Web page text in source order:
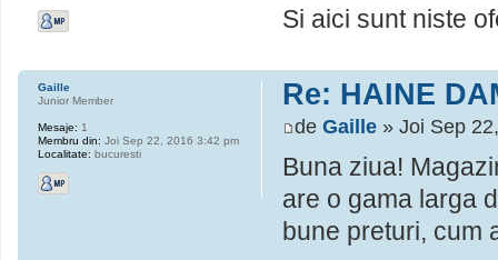
Si aici sunt niste
Re: HAINE
de Gaille » Joi Sep
Buna ziua!
are o gama larga
bune preturi, cum
Gaille
Junior Member
Mesaje: 1
Membru din: Joi Sep 22, 2016 3:42 pm
Localitate: bucuresti